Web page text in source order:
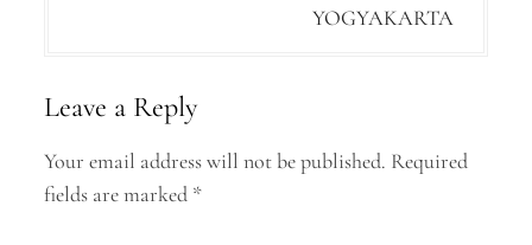
v
g
YOGYAKARTA
Leave a Reply
Your email address will not be published. Required
fields are marked *